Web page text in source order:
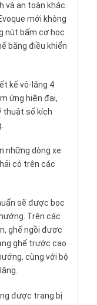
và an toàn khác.
mới không
nút bấm cơ học
bằng điều khiển
kế vô-lăng 4
ứng hiện đại,
thuật số kích
những dòng xe
có trên các
sẽ được bọc
Trên các
ghế ngồi được
ghế trước cao
cùng với bộ
được trang bị